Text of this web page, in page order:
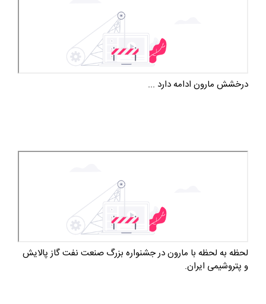
درخشش مارون ادامه دارد ...
لحظه به لحظه با مارون در جشنواره بزرگ صنعت نفت گاز پالایش
و پتروشیمی ایران.